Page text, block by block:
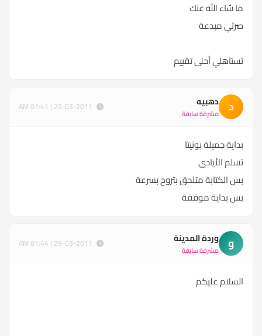
ما شاء الله عنك
صرتي مبدعة
تستاهلي أحلى تقييم
د دهبيه
مشرفة سابقة
بداية جميلة بونيتا
تسلم الأيادى
بس الكتابة متلحق بتروح بسرعة
بس بداية موفقة
و وردة المدينة
مشرفة سابقة
السلام عليكم